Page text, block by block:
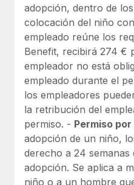
adopción, dentro de
colocación del niño
empleado reúne los
Benefit, recibirá 274 €
empleador no está
empleado durante el
los empleadores
la retribución del
permiso. - Permiso
adopción de un niño,
derecho a 24
adopción. Se aplica a
niño o a un hombre